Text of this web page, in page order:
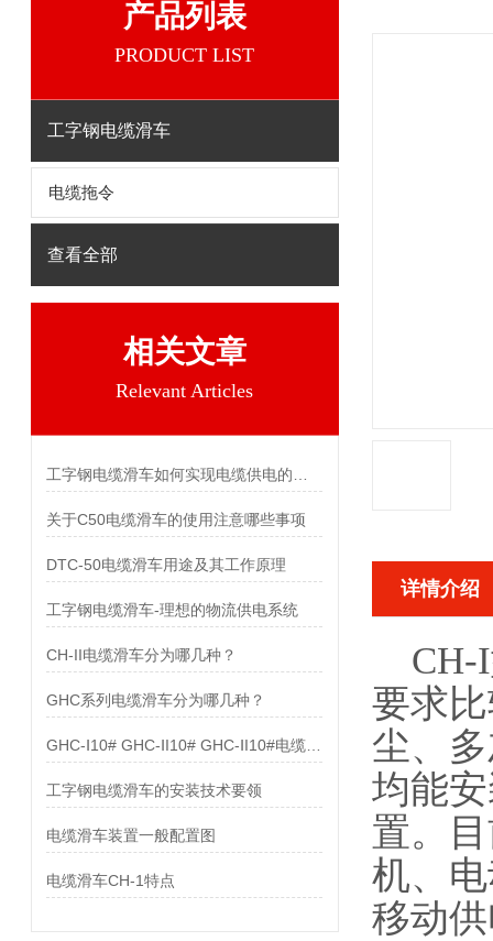
产品列表
PRODUCT LIST
工字钢电缆滑车
电缆拖令
查看全部
相关文章
Relevant Articles
关于C50电缆滑车的使用注意哪些事项
DTC-50电缆滑车用途及其工作原理
工字钢电缆滑车-理想的物流供电系统
CH-II电缆滑车分为哪几种？
GHC系列电缆滑车分为哪几种？
工字钢电缆滑车的安装技术要领
电缆滑车装置一般配置图
电缆滑车CH-1特点
详情介绍
CH-
要求
尘、
均能
置。
机、
移动